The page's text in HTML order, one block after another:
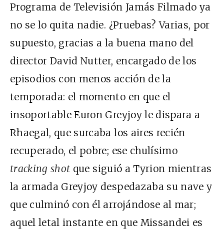
Programa de Televisión Jamás Filmado ya
no se lo quita nadie. ¿Pruebas? Varias, por
supuesto, gracias a la buena mano del
director David Nutter, encargado de los
episodios con menos acción de la
temporada: el momento en que el
insoportable Euron Greyjoy le dispara a
Rhaegal, que surcaba los aires recién
recuperado, el pobre; ese chulísimo
tracking shot que siguió a Tyrion mientras
la armada Greyjoy despedazaba su nave y
que culminó con él arrojándose al mar;
aquel letal instante en que Missandei es